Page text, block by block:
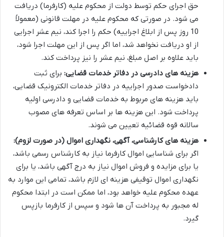
حق اجرای حکم توسط دولت از محکوم علیه (کارفرما) دریافت
می شود. در صورتی که محکوم علیه در مهلت قانونی (معمولاً
10 روز پس از ابلاغ اجراییه) حکم را اجرا کند، نیم عشر اجرایی
از او دریافت نخواهد شد، اما اگر پس از این مهلت اجرا شود،
باید علاوه بر اصل مبلغ، نیم عشر را نیز پرداخت کند.
هزینه های دادرسی در دفاتر خدمات قضایی: برای ثبت
دادخواست صدور اجراییه در دفاتر خدمات الکترونیک قضایی،
باید هزینه های مربوط به خدمات قضایی و دادرسی اولیه
پرداخت شود. این هزینه ها بر اساس تعرفه های مصوب
سالانه قوه قضائیه تعیین می شوند.
هزینه های کارشناسی، آگهی، نگهداری اموال (در صورت لزوم):
اگر برای شناسایی اموال کارفرما نیاز به کارشناس رسمی باشد،
یا برای مزایده و فروش اموال نیاز به درج آگهی باشد، یا برای
نگهداری اموال توقیفی هزینه ای لازم باشد، تمامی این موارد به
عهده محکوم علیه خواهد بود، اما ممکن است در ابتدا محکوم
له مجبور به پرداخت آن ها شود و سپس از کارفرما بازپس
گیرد.